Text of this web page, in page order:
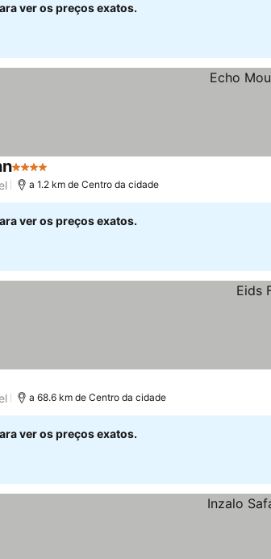
ver os preços exatos.
4 Estrelas
a 1.2 km de Centro da cidade
ver os preços exatos.
a 68.6 km de Centro da cidade
ver os preços exatos.